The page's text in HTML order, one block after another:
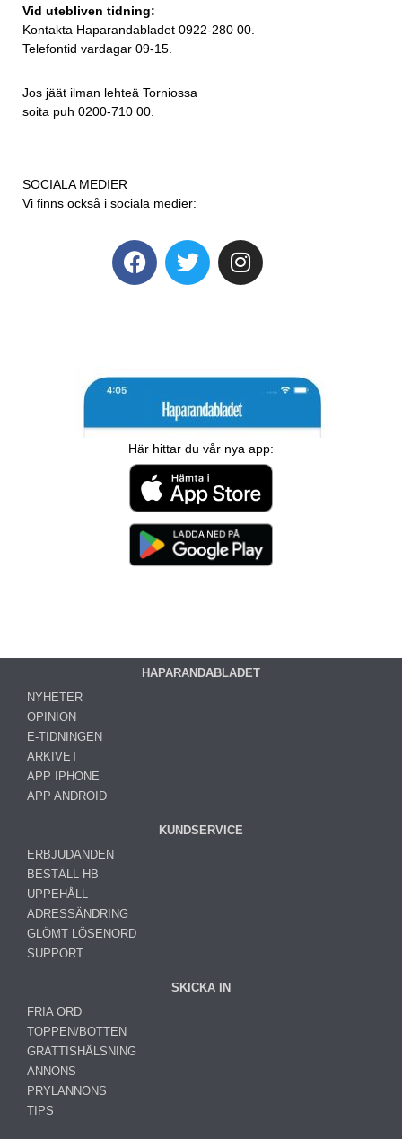
Vid utebliven tidning:
Kontakta Haparandabladet 0922-280 00.
Telefontid vardagar 09-15.
Jos jäät ilman lehteä Torniossa
soita puh 0200-710 00.
SOCIALA MEDIER
Vi finns också i sociala medier:
Här hittar du vår nya app:
HAPARANDABLADET
NYHETER
OPINION
E-TIDNINGEN
ARKIVET
APP IPHONE
APP ANDROID
KUNDSERVICE
ERBJUDANDEN
BESTÄLL HB
UPPEHÅLL
ADRESSÄNDRING
GLÖMT LÖSENORD
SUPPORT
SKICKA IN
FRIA ORD
TOPPEN/BOTTEN
GRATTISHÄLSNING
ANNONS
PRYLANNONS
TIPS